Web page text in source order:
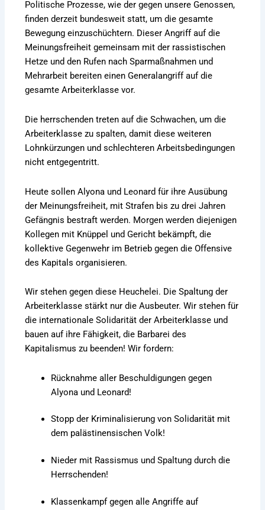
Politische Prozesse, wie der gegen unsere Genossen,
finden derzeit bundesweit statt, um die gesamte
Bewegung einzuschüchtern. Dieser Angriff auf die
Meinungsfreiheit gemeinsam mit der rassistischen
Hetze und den Rufen nach Sparmaßnahmen und
Mehrarbeit bereiten einen Generalangriff auf die
gesamte Arbeiterklasse vor.
Die herrschenden treten auf die Schwachen, um die
Arbeiterklasse zu spalten, damit diese weiteren
Lohnkürzungen und schlechteren Arbeitsbedingungen
nicht entgegentritt.
Heute sollen Alyona und Leonard für ihre Ausübung
der Meinungsfreiheit, mit Strafen bis zu drei Jahren
Gefängnis bestraft werden. Morgen werden diejenigen
Kollegen mit Knüppel und Gericht bekämpft, die
kollektive Gegenwehr im Betrieb gegen die Offensive
des Kapitals organisieren.
Wir stehen gegen diese Heuchelei. Die Spaltung der
Arbeiterklasse stärkt nur die Ausbeuter. Wir stehen für
die internationale Solidarität der Arbeiterklasse und
bauen auf ihre Fähigkeit, die Barbarei des
Kapitalismus zu beenden! Wir fordern:
Rücknahme aller Beschuldigungen gegen
Alyona und Leonard!
Stopp der Kriminalisierung von Solidarität mit
dem palästinensischen Volk!
Nieder mit Rassismus und Spaltung durch die
Herrschenden!
Klassenkampf gegen alle Angriffe auf